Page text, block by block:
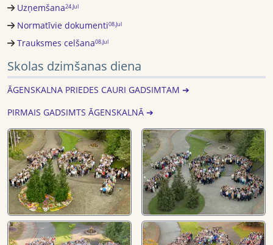
Uzņemšana24.Jul
Normatīvie dokumenti08.Jul
Trauksmes celšana08.Jul
Skolas dzimšanas diena
ĀGENSKALNA PRIEDES CAURI GADSIMTAM ➔
PIRMAIS GADSIMTS ĀGENSKALNĀ ➔